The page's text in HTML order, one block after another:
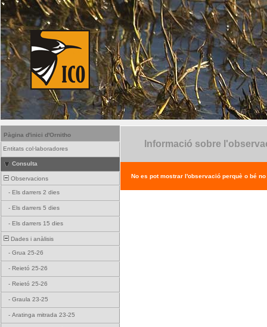
Pàgina d'inici d'Ornitho
Entitats col·laboradores
Consulta
Observacions
- Els darrers 2 dies
- Els darrers 5 dies
- Els darrers 15 dies
Dades i anàlisis
- Grua 25-26
- Reietó 25-26
- Reietó 25-26
- Graula 23-25
- Aratinga mitrada 23-25
Informació sobre
No es pot mostrar l'observació perquè o bé